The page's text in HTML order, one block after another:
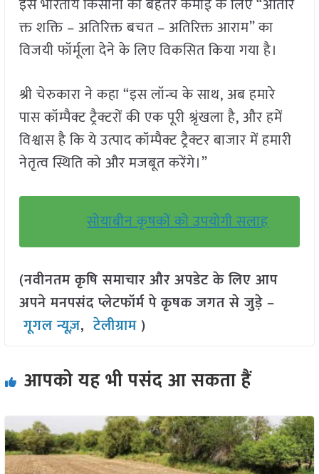
इसे भारतीय किसानों की बेहतर कमाई के लिए “अतिरि
क्त शक्ति – अतिरिक्त बचत – अतिरिक्त आराम” का
विजयी फॉर्मूला देने के लिए विकसित किया गया है।
श्री चेरुकारा ने कहा “इस लॉन्च के साथ, अब हमारे
पास कॉम्पैक्ट ट्रैक्टरों की एक पूरी श्रृंखला है, और हमें
विश्वास है कि ये उत्पाद कॉम्पैक्ट ट्रैक्टर बाजार में हमारी
नेतृत्व स्थिति को और मजबूत करेंगे।”
सोयाबीन कृषकों को उपयोगी सलाह
(नवीनतम कृषि समाचार और अपडेट के लिए आप
अपने मनपसंद प्लेटफॉर्म पे कृषक जगत से जुड़े –
गूगल न्यूज़,टेलीग्राम )
आपको यह भी पसंद आ सकता हैं